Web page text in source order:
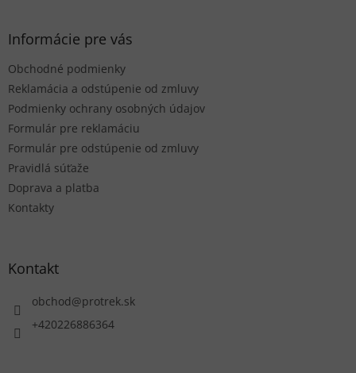
Informácie pre vás
Obchodné podmienky
Reklamácia a odstúpenie od zmluvy
Podmienky ochrany osobných údajov
Formulár pre reklamáciu
Formulár pre odstúpenie od zmluvy
Pravidlá súťaže
Doprava a platba
Kontakty
Kontakt
obchod@protrek.sk
+420226886364